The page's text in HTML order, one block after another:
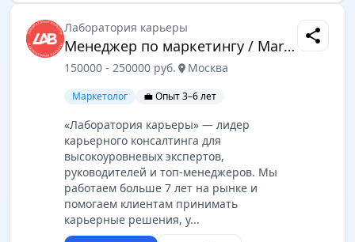
Лаборатория карьеры
Менеджер по маркетингу / Marketing Lead
150000 - 250000 руб. location_on Москва
Маркетолог 💼 Опыт 3–6 лет
«Лаборатория карьеры» — лидер
карьерного консалтинга для
высокоуровневых экспертов,
руководителей и топ-менеджеров. Мы
работаем больше 7 лет на рынке и
помогаем клиентам принимать
карьерные решения, у...
share